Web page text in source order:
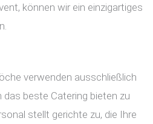
können wir ein einzigartiges
verwenden ausschließlich
beste Catering bieten zu
stellt gerichte zu, die Ihre